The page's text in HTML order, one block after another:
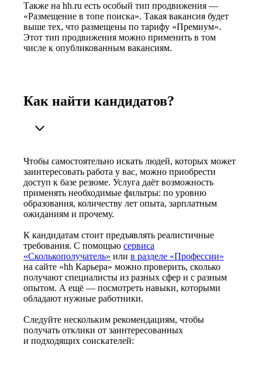
Также на hh.ru есть особый тип продвижения —
«Размещение в топе поиска». Такая вакансия будет
выше тех, что размещены по тарифу «Премиум».
Этот тип продвижения можно применить в том
числе к опубликованным вакансиям.
Как найти кандидатов?
Чтобы самостоятельно искать людей, которых может
заинтересовать работа у вас, можно приобрести
доступ к базе резюме. Услуга даёт возможность
применять необходимые фильтры: по уровню
образования, количеству лет опыта, зарплатным
ожиданиям и прочему.
К кандидатам стоит предъявлять реалистичные
требования. С помощью сервиса
«Сколькополучатель» или в разделе «Профессии»
на сайте «hh Карьера» можно проверить, сколько
получают специалисты из разных сфер и с разным
опытом. А ещё — посмотреть навыки, которыми
обладают нужные работники.
Следуйте нескольким рекомендациям, чтобы
получать отклики от заинтересованных
и подходящих соискателей: